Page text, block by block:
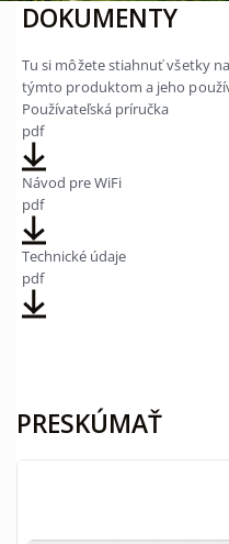
DOKUMENTY
Tu si môžete stiahnuť všetky
týmto produktom a jeho
Používateľská príručka
pdf
Návod pre WiFi
pdf
Technické údaje
pdf
PRESKÚMAŤ